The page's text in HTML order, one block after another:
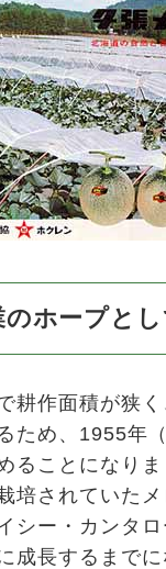
のホープと
耕作面積が狭
ため、1955年
ることになり
培されていた
シー・カンタ
成長するまでに